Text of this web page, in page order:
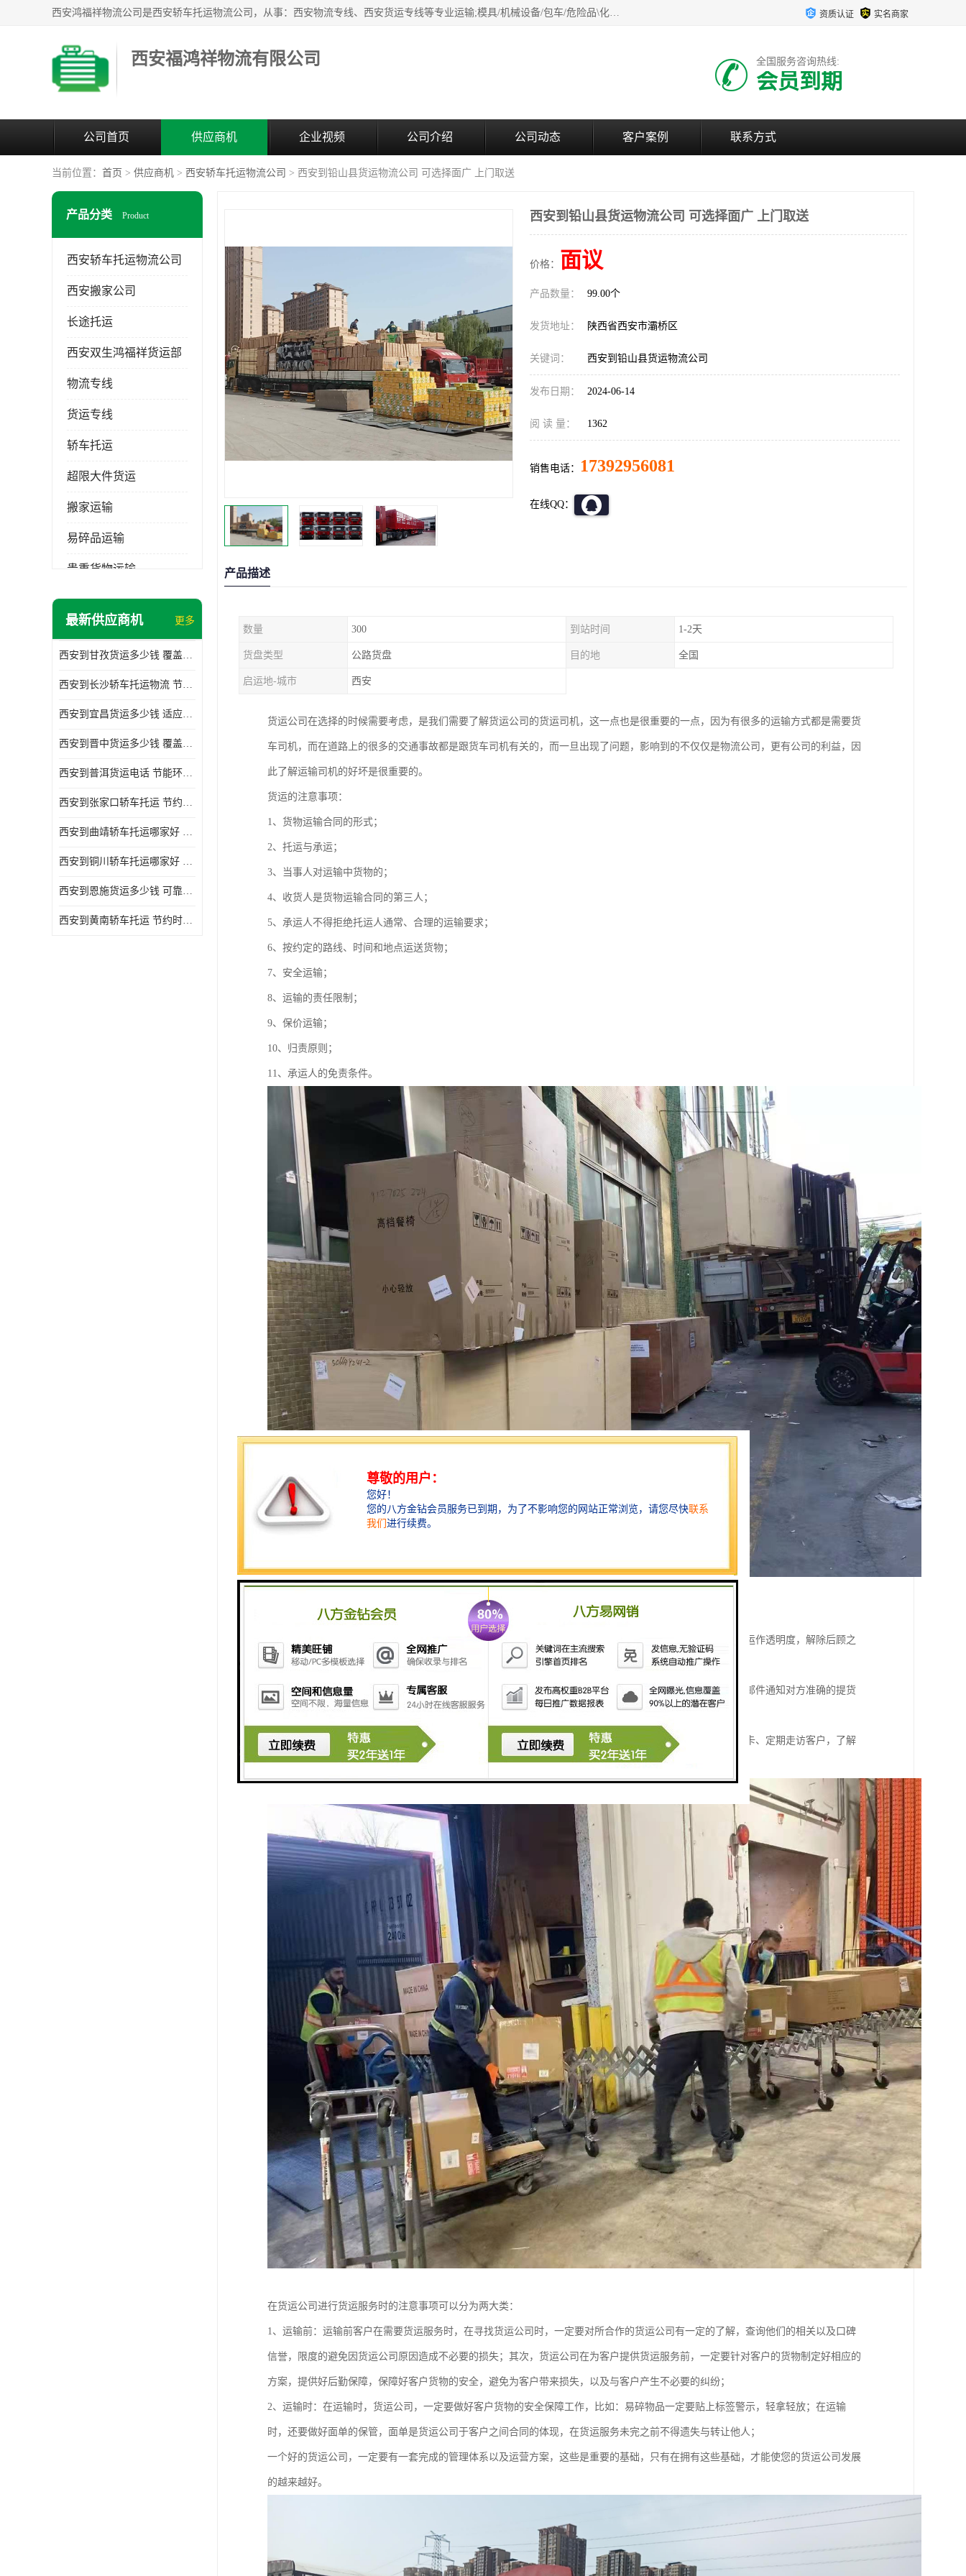
西安鸿福祥物流公司是西安轿车托运物流公司，从事：西安物流专线、西安货运专线等专业运输;模具/机械设备/包车/危险品\化工涂料/油漆机油\普通货物\食品\家具\贵重货物运输/易碎品运输/工艺品\行李\搬家运输等超限大件货物专业运输服务为一体。 资质认证 实名商家
西安福鸿祥物流有限公司 全国服务咨询热线:
会员到期
公司首页 供应商机 企业视频 公司介绍 公司动态 客户案例 联系方式
当前位置： 首页 > 供应商机 > 西安轿车托运物流公司 > 西安到铅山县货运物流公司 可选择面广 上门取送
产品分类 Product
西安轿车托运物流公司
西安搬家公司
长途托运
西安双生鸿福祥货运部
物流专线
货运专线
轿车托运
超限大件货运
搬家运输
易碎品运输
贵重货物运输
普通货物
危险品运输
最新供应商机 更多
西安到甘孜货运多少钱 覆盖面广 降低运输成本
西安到长沙轿车托运物流 节约时间 为客户节省大量时间和能源
西安到宜昌货运多少钱 适应能力强 降低运输成本
西安到晋中货运多少钱 覆盖面广 一站式运输
西安到普洱货运电话 节能环保 灵活性高 持续性长
西安到张家口轿车托运 节约时间 随时查询车辆时实位置
西安到曲靖轿车托运哪家好 方便快捷 用户享受上门提送车辆
西安到铜川轿车托运哪家好 节约时间精力 在途运输一对一客服
西安到恩施货运多少钱 可靠性高 灵活性高 持续性长
西安到黄南轿车托运 节约时间 随时查询车辆时实位置
西安到铅山县货运物流公司 可选择面广 上门取送
价格： 面议
产品数量： 99.00个
发货地址： 陕西省西安市灞桥区
关键词： 西安到铅山县货运物流公司
发布日期： 2024-06-14
阅 读 量： 1362
销售电话： 17392956081
在线QQ：
产品描述
数量 300 到站时间 1-2天
货盘类型 公路货盘 目的地 全国
启运地-城市 西安
货运公司在选择的时候需要考虑，是我们需要了解货运公司的货运司机，这一点也是很重要的一点，因为有很多的运输方式都是需要货
车司机，而在道路上的很多的交通事故都是跟货车司机有关的，而一旦出现了问题，影响到的不仅仅是物流公司，更有公司的利益，因
此了解运输司机的好坏是很重要的。
货运的注意事项：
1、货物运输合同的形式；
2、托运与承运；
3、当事人对运输中货物的；
4、收货人是货物运输合同的第三人；
5、承运人不得拒绝托运人通常、合理的运输要求；
6、按约定的路线、时间和地点运送货物；
7、安全运输；
8、运输的责任限制；
9、保价运输；
10、归责原则；
11、承运人的免责条件。
货运公司服务优势：
1、通过服务网络或传真、电话准时给客户反馈承运货物的发货情况、途中运行情况及到货情况。为客户增加运作透明度，解除后顾之
忧；
2、每一单货物都会按客户提供的收货方电话，在货物的到站的当天与对方客户及时联系。通过传真，电话或邮件通知对方准确的提货
3、随车备有客户信息反馈单，随时了解运输过程中的意见和建议，可签回单，同时建立客户档案、客户走访卡、定期走访客户，了解
客户要求，完善我们的服务质量。
在货运公司进行货运服务时的注意事项可以分为两大类：
1、运输前：运输前客户在需要货运服务时，在寻找货运公司时，一定要对所合作的货运公司有一定的了解，查询他们的相关以及口碑
信誉，限度的避免因货运公司原因造成不必要的损失；其次，货运公司在为客户提供货运服务前，一定要针对客户的货物制定好相应的
方案，提供好后勤保障，保障好客户货物的安全，避免为客户带来损失，以及与客户产生不必要的纠纷；
2、运输时：在运输时，货运公司，一定要做好客户货物的安全保障工作，比如：易碎物品一定要贴上标签警示，轻拿轻放；在运输
时，还要做好面单的保管，面单是货运公司于客户之间合同的体现，在货运服务未完之前不得遗失与转让他人；
一个好的货运公司，一定要有一套完成的管理体系以及运营方案，这些是重要的基础，只有在拥有这些基础，才能使您的货运公司发展
的越来越好。